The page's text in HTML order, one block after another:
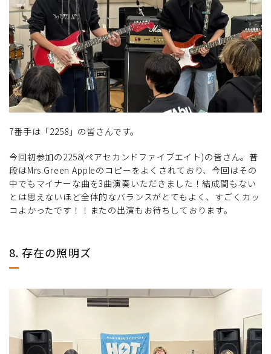
7番手は「2258」の皆さんです。
今回初参加の2258(ペアセカンドファイブエイト)の皆さん。普
段はMrs.Green Appleのコピーをよくされており、今回はその
中でもマイナーな曲を3曲演奏いただきました！結成間もない
とは思えないほど全体的なバランスがとてもよく、すごくカッ
コよかったです！！またの出演もお待ちしております。
8. 存在の照明ズ